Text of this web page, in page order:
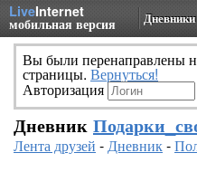
LiveInternet
мобильная версия Дневники
Вы были перенаправлены
страницы. Вернуться!
Авторизация
Дневник
Лента друзей -Дневник-